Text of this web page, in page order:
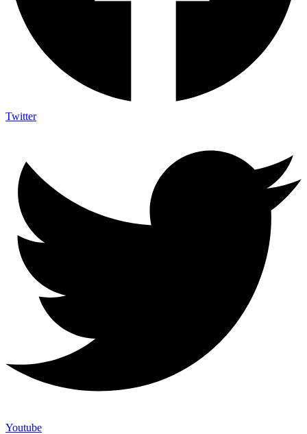
Twitter
Youtube